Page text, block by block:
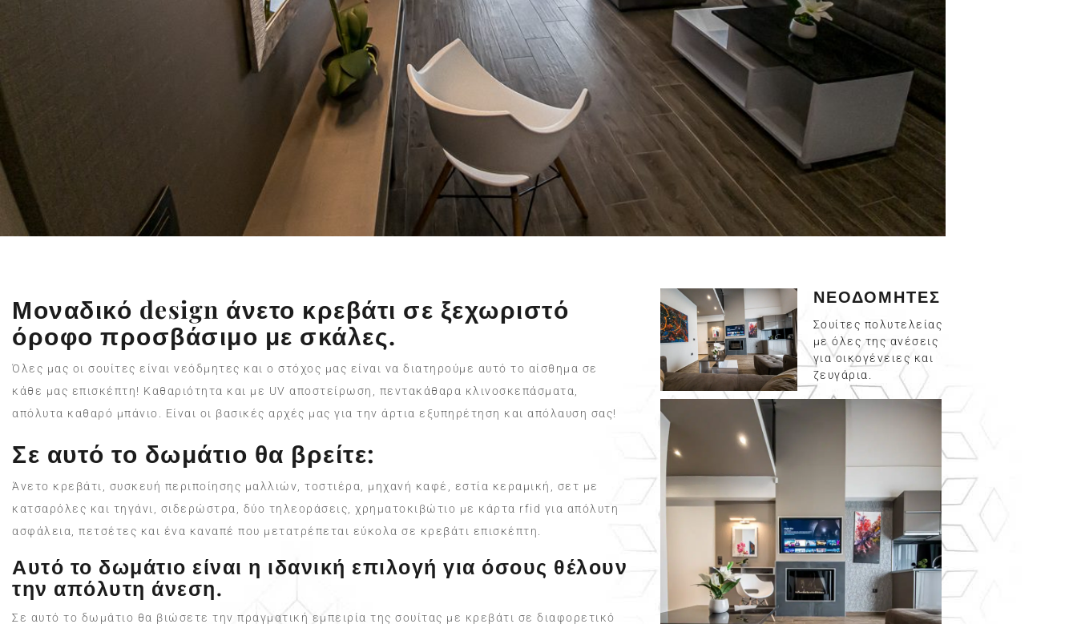
Μοναδικό design άνετο κρεβάτι σε ξεχωριστό
όροφο προσβάσιμο με σκάλες.
Όλες μας οι σουίτες είναι νεόδμητες και ο στόχος μας είναι να διατηρούμε αυτό το αίσθημα σε
κάθε μας επισκέπτη! Καθαριότητα και με UV αποστείρωση, πεντακάθαρα κλινοσκεπάσματα,
απόλυτα καθαρό μπάνιο. Είναι οι βασικές αρχές μας για την άρτια εξυπηρέτηση και απόλαυση σας!
Σε αυτό το δωμάτιο θα βρείτε:
Άνετο κρεβάτι, συσκευή περιποίησης μαλλιών, τοστιέρα, μηχανή καφέ, εστία κεραμική, σετ με
κατσαρόλες και τηγάνι, σιδερώστρα, δύο τηλεοράσεις, χρηματοκιβώτιο με κάρτα rfid για απόλυτη
ασφάλεια, πετσέτες και ένα καναπέ που μετατρέπεται εύκολα σε κρεβάτι επισκέπτη.
Αυτό το δωμάτιο είναι η ιδανική επιλογή για όσους θέλουν
την απόλυτη άνεση.
Σε αυτό το δωμάτιο θα βιώσετε την πραγματική εμπειρία της σουίτας με κρεβάτι σε διαφορετικό
ΝΕΟΔΟΜΗΤΕΣ
Σουίτες πολυτελείας
με όλες της ανέσεις
για οικογένειες και
ζευγάρια.